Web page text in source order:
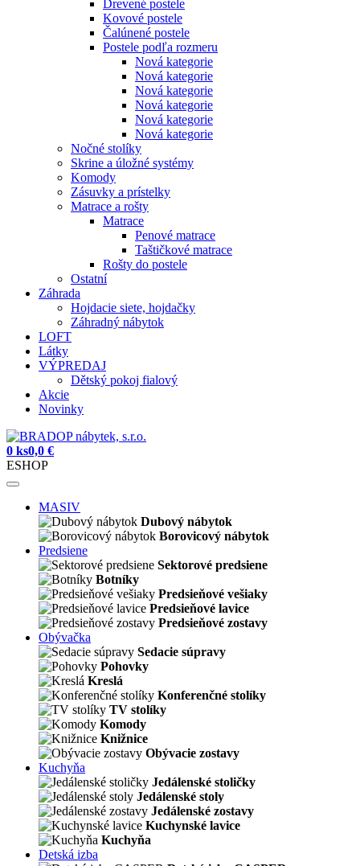
Drevené postele
Kovové postele
Čalúnené postele
Postele podľa rozmeru
Nová kategorie
Nová kategorie
Nová kategorie
Nová kategorie
Nová kategorie
Nová kategorie
Nočné stolíky
Skrine a úložné systémy
Komody
Zásuvky a prístelky
Matrace a rošty
Matrace
Penové matrace
Taštičkové matrace
Rošty do postele
Ostatní
Záhrada
Hojdacie siete, hojdačky
Záhradný nábytok
LOFT
Látky
VÝPREDAJ
Dětský pokoj fialový
Akcie
Novinky
0 ks0,0 €
ESHOP
MASIV
Dubový nábytok
Borovicový nábytok
Predsiene
Sektorové predsiene
Botníky
Predsieňové vešiaky
Predsieňové lavice
Predsieňové zostavy
Obývačka
Sedacie súpravy
Pohovky
Kreslá
Konferenčné stolíky
TV stolíky
Komody
Knižnice
Obývacie zostavy
Kuchyňa
Jedálenské stoličky
Jedálenské stoly
Jedálenské zostavy
Kuchynské lavice
Kuchyňa
Detská izba